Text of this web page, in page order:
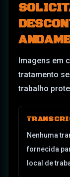
Imagens em
tratamento
trabalho
Nenhuma
fornecida
local de